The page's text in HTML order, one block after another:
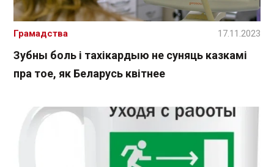
Зубны боль і тахікардыю не суняць казкамі
пра тое, як Беларусь квітнее
Грамадства 17.11.2023